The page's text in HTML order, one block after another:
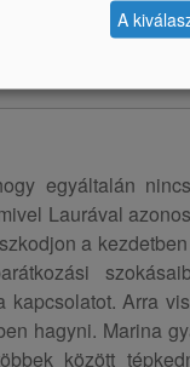
egyáltalán
Laurával
a
Arra
hagyni. Marina
között
A